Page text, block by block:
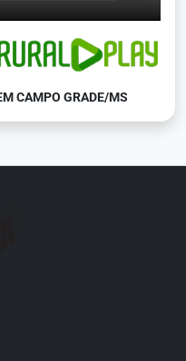
CAMPO GRADE/MS